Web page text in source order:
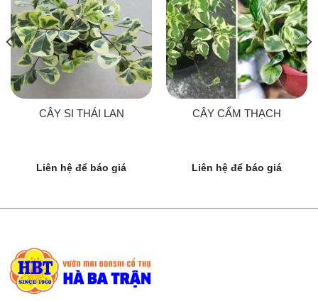
CÂY SI THÁI LAN
Liên hệ để báo giá
CÂY CẨM THẠCH
Liên hệ để báo giá